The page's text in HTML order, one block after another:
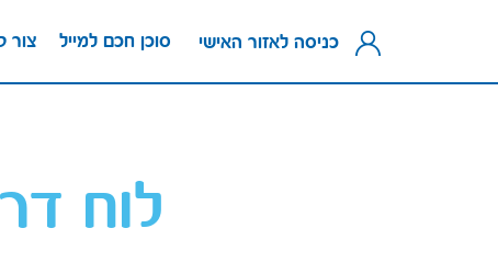
צור סוכן חכם למייל כניסה לאזור האישי
לוח